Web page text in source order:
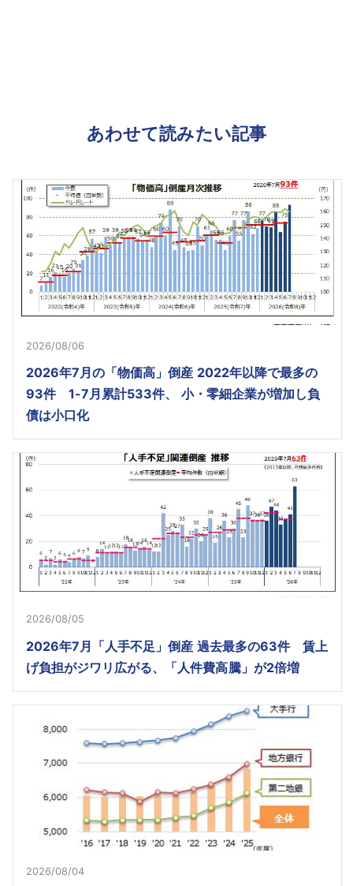
あわせて読みたい記事
2026/08/06
2026年7月の「物価高」倒産 2022年以降で最多の
93件 1-7月累計533件、 小・零細企業が増加し負
債は小口化
2026/08/05
2026年7月「人手不足」倒産 過去最多の63件 賃上
げ負担がジワリ広がる、「人件費高騰」が2倍増
2026/08/04